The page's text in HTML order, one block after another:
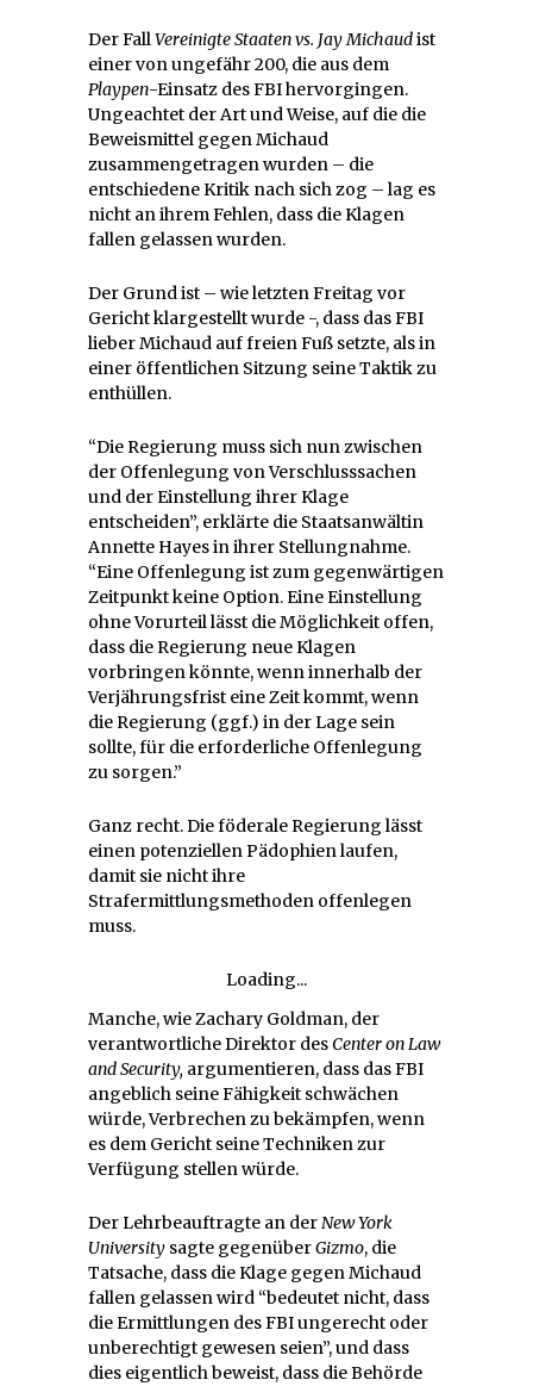
Der FallVereinigte Staaten vs. Jay Michaudist
einer von ungefähr 200, die aus dem
Playpen-Einsatz des FBI hervorgingen.
Ungeachtet der Art und Weise, auf die die
Beweismittel gegen Michaud
zusammengetragen wurden – die
entschiedene Kritik nach sich zog – lag es
nicht an ihrem Fehlen, dass die Klagen
fallen gelassen wurden.
Der Grund ist – wie letzten Freitag vor
Gericht klargestellt wurde -, dass das FBI
lieber Michaud auf freien Fuß setzte, als in
einer öffentlichen Sitzung seine Taktik zu
enthüllen.
“Die Regierung muss sich nun zwischen
der Offenlegung von Verschlusssachen
und der Einstellung ihrer Klage
entscheiden”, erklärte die Staatsanwältin
Annette Hayes in ihrer Stellungnahme.
“Eine Offenlegung ist zum gegenwärtigen
Zeitpunkt keine Option. Eine Einstellung
ohne Vorurteil lässt die Möglichkeit offen,
dass die Regierung neue Klagen
vorbringen könnte, wenn innerhalb der
Verjährungsfrist eine Zeit kommt, wenn
die Regierung (ggf.) in der Lage sein
sollte, für die erforderliche Offenlegung
zu sorgen.”
Ganz recht. Die föderale Regierung lässt
einen potenziellen Pädophien laufen,
damit sie nicht ihre
Strafermittlungsmethoden offenlegen
muss.
Loading...
Manche, wie Zachary Goldman, der
verantwortliche Direktor desCenter on Law
and Security, argumentieren, dass das FBI
angeblich seine Fähigkeit schwächen
würde, Verbrechen zu bekämpfen, wenn
es dem Gericht seine Techniken zur
Verfügung stellen würde.
Der Lehrbeauftragte an derNew York
University sagte gegenüberGizmo, die
Tatsache, dass die Klage gegen Michaud
fallen gelassen wird “bedeutet nicht, dass
die Ermittlungen des FBI ungerecht oder
unberechtigt gewesen seien”, und dass
dies eigentlich beweist, dass die Behörde